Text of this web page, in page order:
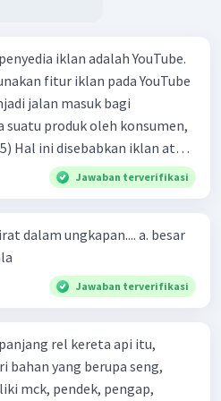
fitur iklan pada YouTube
perusahaan kepada
Jawaban terverifikasi
ungkapan.... a. besar
Jawaban terverifikasi
rel kereta api itu,
yang berupa seng,
mck, pendek, pengap,